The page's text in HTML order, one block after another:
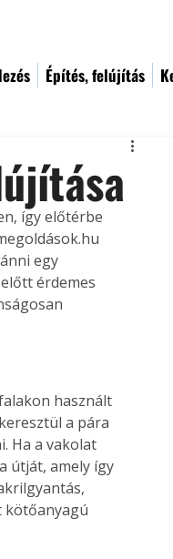
Építés, felújítás
így előtérbe
egy
érdemes
használt
a pára
Ha a vakolat
útját, amely így
kötőanyagú